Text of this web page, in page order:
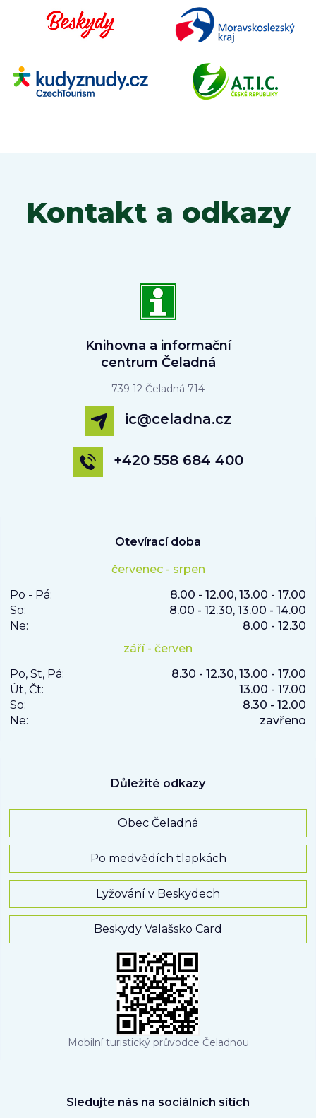
Kontakt a odkazy
Knihovna a informační
centrum Čeladná
739 12 Čeladná 714
ic@celadna.cz
+420 558 684 400
Otevírací doba
červenec - srpen
Po - Pá:
8.00 - 12.00, 13.00 - 17.00
So:
8.00 - 12.30, 13.00 - 14.00
Ne:
8.00 - 12.30
září - červen
Po, St, Pá:
8.30 - 12.30, 13.00 - 17.00
Út, Čt:
13.00 - 17.00
So:
8.30 - 12.00
Ne:
zavřeno
Důležité odkazy
Obec Čeladná
Po medvědích tlapkách
Lyžování v Beskydech
Beskydy Valašsko Card
Mobilní turistický průvodce Čeladnou
Sledujte nás na sociálních sítích